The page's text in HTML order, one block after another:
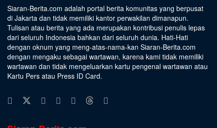
Siaran-Berita.com adalah portal berita komunitas yang berpusat
di Jakarta dan tidak memiliki kantor perwakilan dimanapun.
Tulisan atau berita yang ada merupakan kontribusi penulis lepas
dari seluruh Indonesia bahkan dari seluruh dunia. Hati-Hati
dengan oknum yang meng-atas-nama-kan Siaran-Berita.com
dengan mengaku sebagai wartawan, karena kami tidak memiliki
wartawan dan tidak mengeluarkan kartu pengenal wartawan atau
Kartu Pers atau Press ID Card.